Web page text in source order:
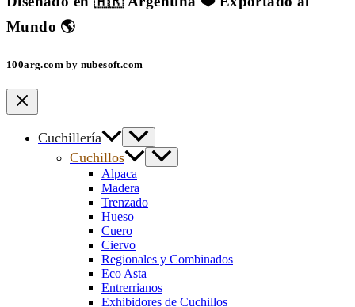
Mundo 🌎
100arg.com by nubesoft.com
Cuchillería
Cuchillos
Alpaca
Madera
Trenzado
Hueso
Cuero
Ciervo
Regionales y Combinados
Eco Asta
Entrerrianos
Exhibidores de Cuchillos